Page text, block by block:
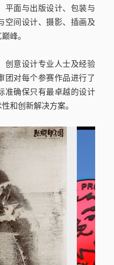
平面与出版设计、包装与
空间设计、摄影、插画及
峰。
创意设计专业人士及经验
团对每个参赛作品进行了
准确保只有最卓越的设计
和创新解决方案。